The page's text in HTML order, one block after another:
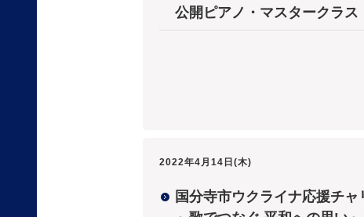
公開ピアノ・マスタークラ
2022年4月14日(木)
国分寺市ウクライナ応援チャ